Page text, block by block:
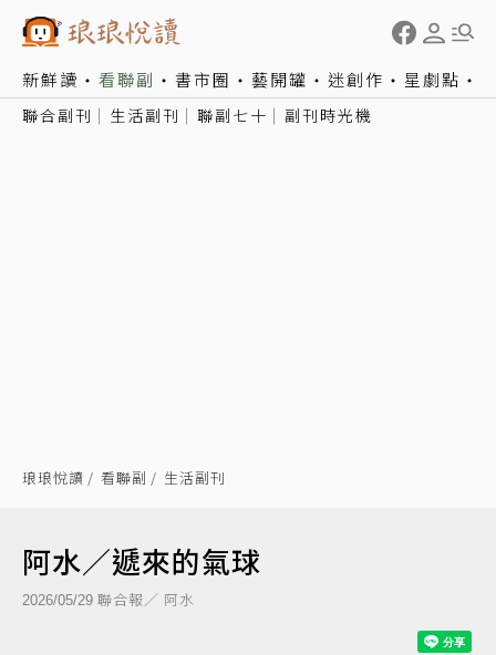
新鮮讀 看聯副 書市圈 藝開罐 迷創作 星劇點
聯合副刊 生活副刊 聯副七十 副刊時光機
琅琅悅讀 看聯副 生活副刊
阿水／遞來的氣球
2026/05/29 聯合報／ 阿水